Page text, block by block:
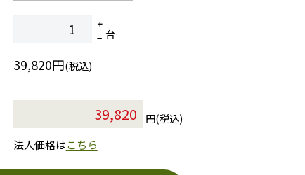
台
39,820円(税込)
円(税込)
法人価格はこちら